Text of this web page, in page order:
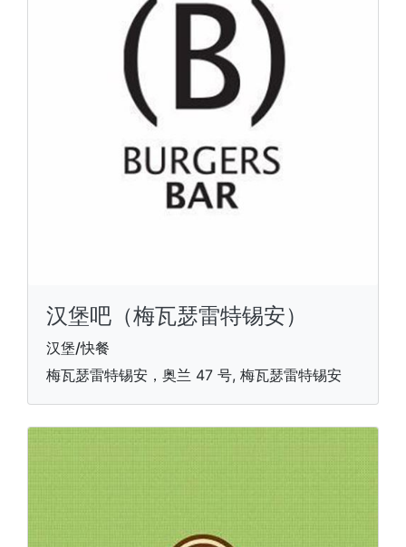
汉堡吧（梅瓦瑟雷特锡安）
汉堡/快餐
梅瓦瑟雷特锡安，奥兰 47 号, 梅瓦瑟雷特锡安